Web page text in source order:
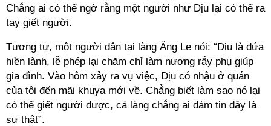
Chẳng ai có thể ngờ rằng một người như Dịu lại có thể ra
tay giết người.
Tương tự, một người dân tại làng Ăng Le nói: “Dịu là đứa
hiền lành, lễ phép lại chăm chỉ làm nương rẫy phụ giúp
gia đình. Vào hôm xảy ra vụ việc, Dịu có nhậu ở quán
của tôi đến mãi khuya mới về. Chẳng biết làm sao nó lại
có thể giết người được, cả làng chẳng ai dám tin đây là
sự thật”.